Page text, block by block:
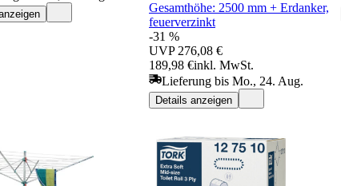
Gesamthöhe: 2500 mm + Erdanker,
feuerverzinkt
-31 %
UVP 276,08 €
189,98 €inkl. MwSt.
Lieferung bis Mo., 24. Aug.
Details anzeigen